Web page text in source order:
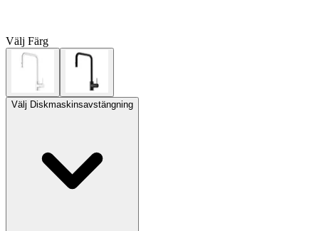
Välj Färg
Välj Diskmaskinsavstängning